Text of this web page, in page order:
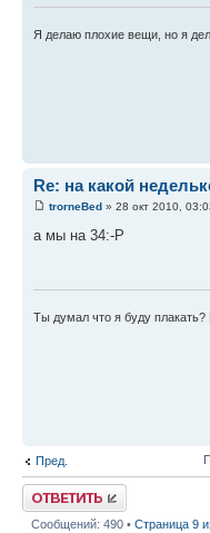
Я делаю плохие вещи, но я
Re: на какой
trorneBed » 28 окт 2010,
а мы на 34:-P
Ты думал что я буду
Пред.
Ответить
Сообщений: 490 • Страница 9